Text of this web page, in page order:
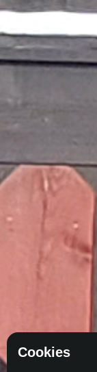
Cookies